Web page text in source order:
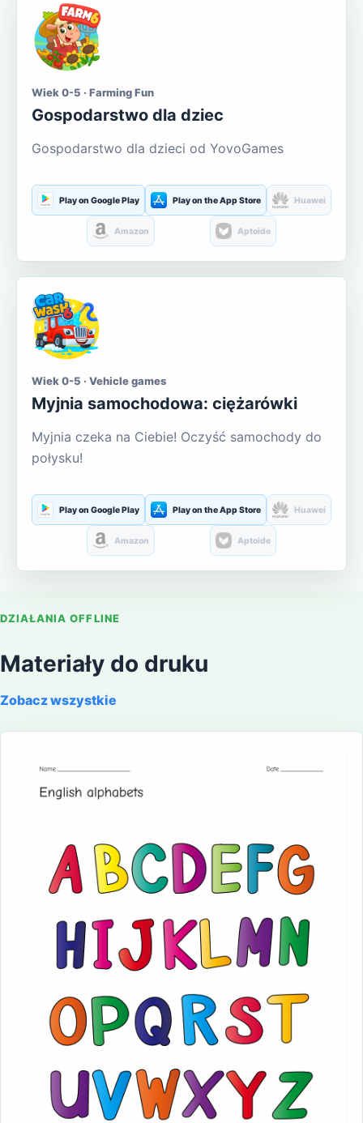
Wiek 0-5 · Farming Fun
Gospodarstwo dla dziec
Gospodarstwo dla dzieci od YovoGames
Play on Google Play Play on the App Store Huawei
Amazon Aptoide
Wiek 0-5 · Vehicle games
Myjnia samochodowa: ciężarówki
Myjnia czeka na Ciebie! Oczyść samochody do
połysku!
Play on Google Play Play on the App Store Huawei
Amazon Aptoide
DZIAŁANIA OFFLINE
Materiały do druku
Zobacz wszystkie